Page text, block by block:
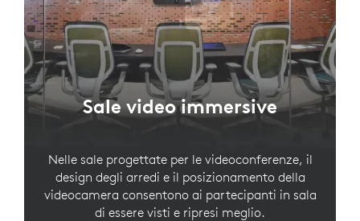
Sale video immersive
Nelle sale progettate per le videoconferenze, il
design degli arredi e il posizionamento della
videocamera consentono ai partecipanti in sala
di essere visti e ripresi meglio.